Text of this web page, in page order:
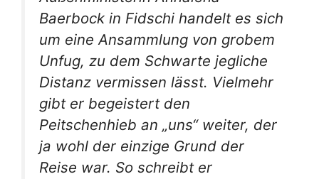
Baerbock in Fidschi handelt es sich
um eine Ansammlung von grobem
Unfug, zu dem Schwarte jegliche
Distanz vermissen lässt. Vielmehr
gibt er begeistert den
Peitschenhieb an „uns“ weiter, der
ja wohl der einzige Grund der
Reise war. So schreibt er